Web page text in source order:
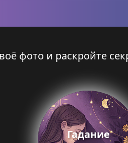
фото и раскройте
Гадание